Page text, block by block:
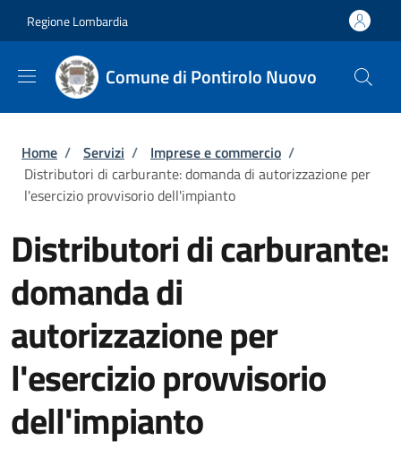
Regione Lombardia
Comune di Pontirolo Nuovo
Briciole di pane
Home / Servizi / Imprese e commercio /
Distributori di carburante: domanda di autorizzazione per
l'esercizio provvisorio dell'impianto
Distributori di carburante:
domanda di
autorizzazione per
l'esercizio provvisorio
dell'impianto